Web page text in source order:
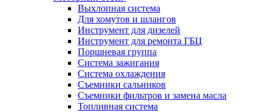
Выхлопная система
Для хомутов и шлангов
Инструмент для дизелей
Инструмент для ремонта ГБЦ
Поршневая группа
Система зажигания
Система охлаждения
Съемники сальников
Съемники фильтров и замена масла
Топливная система